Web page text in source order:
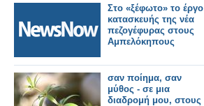
Στο «ξέφωτο» το έργο
κατασκευής της νέα
πεζογέφυρας στους
Αμπελόκηπους
σαν ποίημα, σαν
μύθος - σε μια
διαδρομή μου, στους